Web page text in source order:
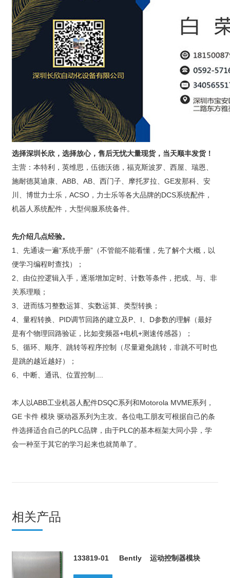
选择深圳长欣，选择放心，售后无忧大量现货，当天顺丰发货！
主营：本特利，英维思，伍德沃德，福克斯波罗、西屋、瑞恩、
施耐德莫迪康、ABB、AB、西门子、摩托罗拉、GE发那科、安
川、博世力士乐，ACSO，力士乐等各大品牌的DCS系统配件，
机器人系统配件，大型伺服系统备件。
先介绍几点经验。
1、先通读一遍“系统手册”（不管能不能看懂，先了解个大概，以
便学习编程时查找）；
2、由位控逻辑入手，逐渐增加定时、计数等条件，把或、与、非
关系理顺；
3、进而练习整数运算、实数运算、类型转换；
4、量程转换、PID调节回路的建立及P、I、D参数的理解（最好
是有个物理回路验证，比如变频器+电机+测速传感器）；
5、循环、顺序、跳转等程序控制（尽量避免跳转，非跳不可时也
是跳的越近越好）；
6、中断、通讯、位置控制....
本人以ABB工业机器人配件DSQC系列和Motorola MVME系列，
GE 卡件 模块 驱动器系列为主攻。各位电工朋友可根据自己的条
件选择适合自己的PLC品牌，由于PLC的基本框架大同小异，学
会一种至于其它的学习起来也就简单了。
相关产品
133819-01 Bently 运动控制器模块